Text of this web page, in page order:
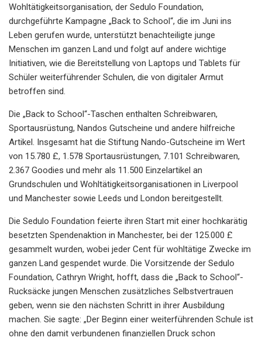
Wohltätigkeitsorganisation, der Sedulo Foundation,
durchgeführte Kampagne „Back to School“, die im Juni ins
Leben gerufen wurde, unterstützt benachteiligte junge
Menschen im ganzen Land und folgt auf andere wichtige
Initiativen, wie die Bereitstellung von Laptops und Tablets für
Schüler weiterführender Schulen, die von digitaler Armut
betroffen sind.
Die „Back to School“-Taschen enthalten Schreibwaren,
Sportausrüstung, Nandos Gutscheine und andere hilfreiche
Artikel. Insgesamt hat die Stiftung Nando-Gutscheine im Wert
von 15.780 £, 1.578 Sportausrüstungen, 7.101 Schreibwaren,
2.367 Goodies und mehr als 11.500 Einzelartikel an
Grundschulen und Wohltätigkeitsorganisationen in Liverpool
und Manchester sowie Leeds und London bereitgestellt.
Die Sedulo Foundation feierte ihren Start mit einer hochkarätig
besetzten Spendenaktion in Manchester, bei der 125.000 £
gesammelt wurden, wobei jeder Cent für wohltätige Zwecke im
ganzen Land gespendet wurde. Die Vorsitzende der Sedulo
Foundation, Cathryn Wright, hofft, dass die „Back to School“-
Rucksäcke jungen Menschen zusätzliches Selbstvertrauen
geben, wenn sie den nächsten Schritt in ihrer Ausbildung
machen. Sie sagte: „Der Beginn einer weiterführenden Schule ist
ohne den damit verbundenen finanziellen Druck schon